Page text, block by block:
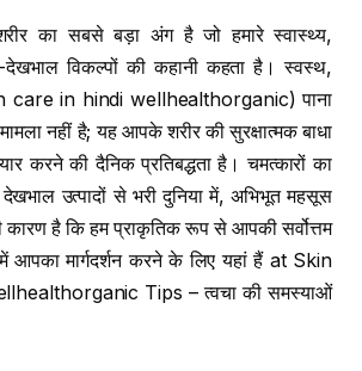
शरीर का सबसे बड़ा अंग है जो हमारे स्वास्थ्य,
विकल्पों की कहानी कहता है। स्वस्थ,
care in hindi wellhealthorganic) पाना
नहीं है; यह आपके शरीर की सुरक्षात्मक बाधा
करने की दैनिक प्रतिबद्धता है। चमत्कारों का
देखभाल उत्पादों से भरी दुनिया में, अभिभूत महसूस
है कि हम प्राकृतिक रूप से आपकी सर्वोत्तम
आपका मार्गदर्शन करने के लिए यहां हैं at Skin
Tips – त्वचा की समस्याओं